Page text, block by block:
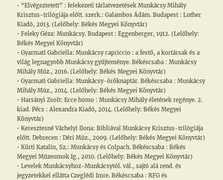
• “Elvégeztetett” : felekezeti tárlatvezetések Munkácsy Mihály
Krisztus-trilógiája előtt. szerk.: Galambos Ádám. Budapest : Luther
Kiadó, 2013. (Lelőhely: Békés Megyei Könyvtár)
• Feleky Géza: Munkácsy. Budapest : Eggenberger, 1912. (Lelőhely:
Békés Megyei Könyvtár)
• Gyarmati Gabriella: Munkácsy capriccio : a festő, a kortársak és a
világ legnagyobb Munkácsy gyűjteménye. Békéscsaba : Munkácsy
Mihály Múz., 2016. (Lelőhely: Békés Megyei Könyvtár)
• Gyarmati Gabriella: Munkácsy-öröknaptár. Békéscsaba : Munkácsy
Mihály Múz., 2014. (Lelőhely: Békés Megyei Könyvtár)
• Harsányi Zsolt: Ecce homo : Munkácsy Mihály életének regénye. 2.
kiad. Pécs : Alexandra Kiadó, 2014. (Lelőhely: Békés Megyei
Könyvtár)
• Keresztesné Várhelyi Ilona: Bibliával Munkácsy Krisztus-trilógiája
előtt. Debrecen : Déri Múz., 2009. (Lelőhely: Békés Megyei Könyvtár)
• Kürti Katalin, Sz.: Munkácsy és Colpach. Békéscsaba : Békés
Megyei Múzeumok Ig., 2010. (Lelőhely: Békés Megyei Könyvtár)
• Levelek Munkácsyhoz-Munkácsytól. vál., sajtó alá rend. és
jegyzetekkel ellátta Czeglédi Imre. Békéscsaba : RFG és